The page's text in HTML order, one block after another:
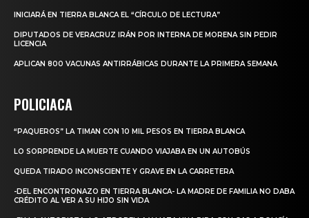
INICIARÁ EN TIERRA BLANCA EL “CÍRCULO DE LECTURA”
DIPUTADOS DE VERACRUZ IRÁN POR INTERNA DE MORENA SIN PEDIR
LICENCIA
APLICAN 800 VACUNAS ANTIRRÁBICAS DURANTE LA PRIMERA SEMANA
POLICIACA
“PAQUEROS” LA TIMAN CON 10 MIL PESOS EN TIERRA BLANCA
LO SORPRENDE LA MUERTE CUANDO VIAJABA EN UN AUTOBÚS
QUEDA TIRADO INCONSCIENTE Y GRAVE EN LA CARRETERA
-DEL ENCONTRONAZO EN TIERRA BLANCA- LA MADRE DE FAMILIA NO DABA
CRÉDITO AL VER A SU HIJO SIN VIDA